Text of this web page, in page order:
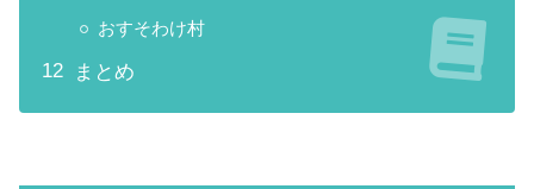
おすそわけ村
まとめ